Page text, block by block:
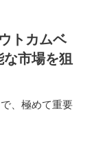
トカムベ
市場を狙
、極めて重要